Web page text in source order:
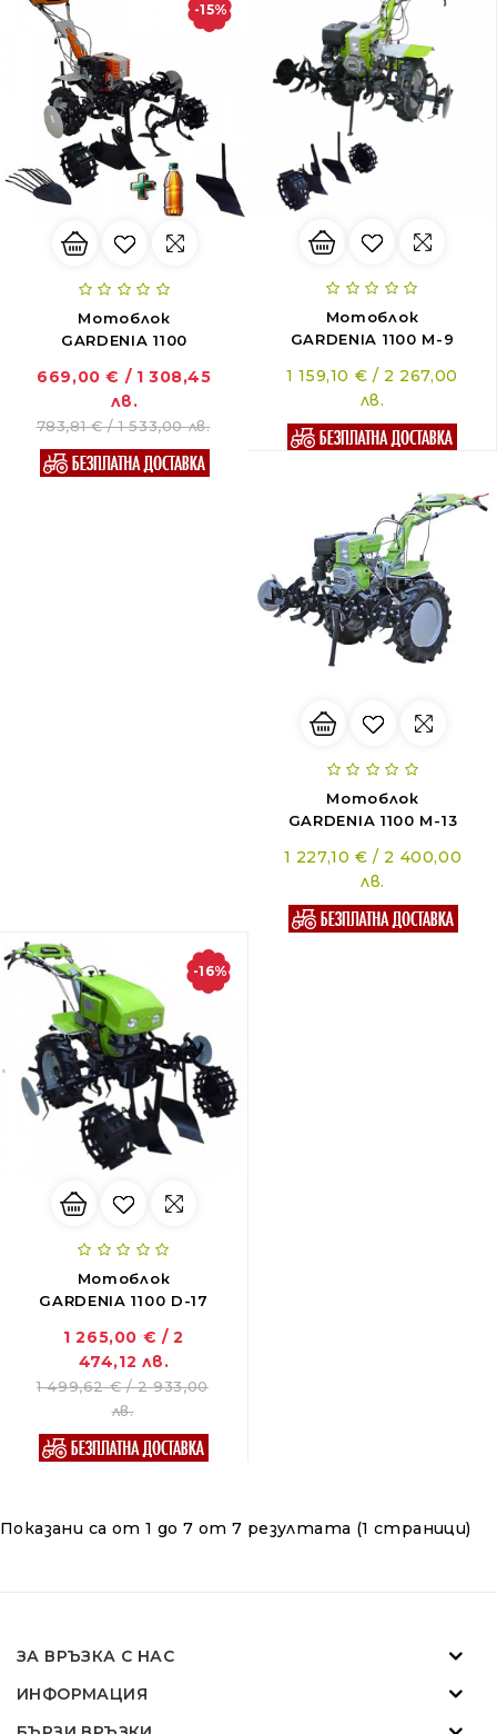
-15%
Мотоблок
GARDENIA 1100
669,00 € / 1 308,45
лв.
783,81 € / 1 533,00 лв.
Мотоблок
GARDENIA 1100 M-9
1 159,10 € / 2 267,00
лв.
Мотоблок
GARDENIA 1100 M-13
1 227,10 € / 2 400,00
лв.
-16%
Мотоблок
GARDENIA 1100 D-17
1 265,00 € / 2
474,12 лв.
1 499,62 € / 2 933,00
лв.
Показани са от 1 до 7 от 7 резултата (1 страници)
ЗА ВРЪЗКА С НАС
ИНФОРМАЦИЯ
01.11.2018